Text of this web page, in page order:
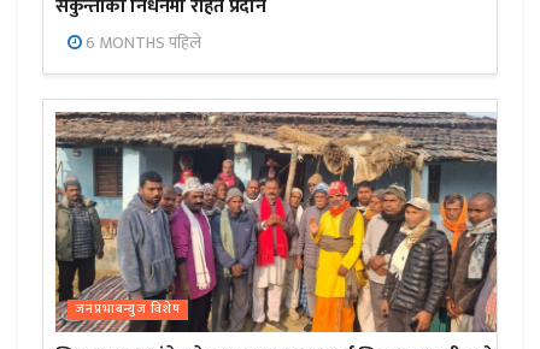
6 MONTHS पहिले
जनप्रभाबन्युज विशेष